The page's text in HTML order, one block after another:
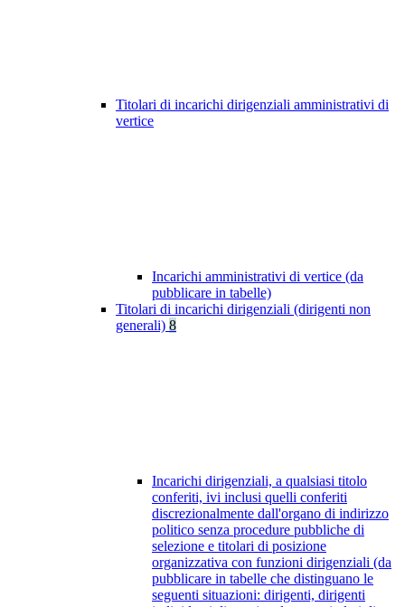
Titolari di incarichi dirigenziali amministrativi di
vertice
Incarichi amministrativi di vertice (da
pubblicare in tabelle)
Titolari di incarichi dirigenziali (dirigenti non
generali) 8
Incarichi dirigenziali, a qualsiasi titolo
conferiti, ivi inclusi quelli conferiti
discrezionalmente dall'organo di indirizzo
politico senza procedure pubbliche di
selezione e titolari di posizione
organizzativa con funzioni dirigenziali (da
pubblicare in tabelle che distinguano le
seguenti situazioni: dirigenti, dirigenti